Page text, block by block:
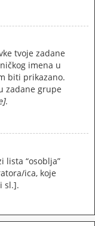
tvoje zadane
imena u
biti prikazano.
zadane grupe
.
lista “osoblja”
ica, koje
sl.].